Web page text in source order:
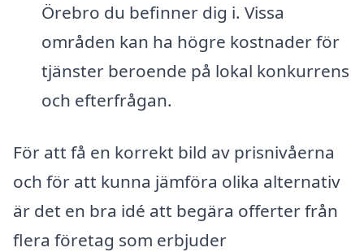
Örebro du befinner dig i. Vissa
områden kan ha högre kostnader för
tjänster beroende på lokal konkurrens
och efterfrågan.
För att få en korrekt bild av prisnivåerna
och för att kunna jämföra olika alternativ
är det en bra idé att begära offerter från
flera företag som erbjuder